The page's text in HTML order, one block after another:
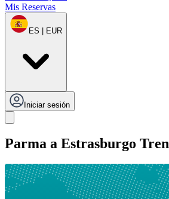
Mis Reservas
ES | EUR
Iniciar sesión
Parma a Estrasburgo Tren